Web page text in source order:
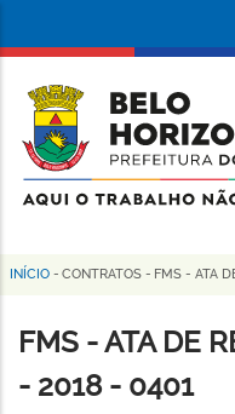
conteúdo
principal
da
Prefeitura
de
Horizonte
Trilha
de
navegação
INÍCIO - CONTRATOS - FMS - ATA
FMS - ATA DE
- 2018 - 0401